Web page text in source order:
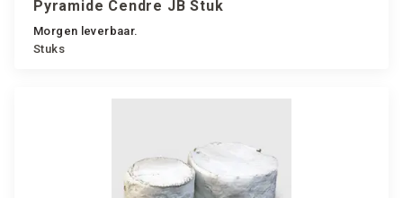
Pyramide Cendre JB Stuk
Morgen leverbaar.
Stuks